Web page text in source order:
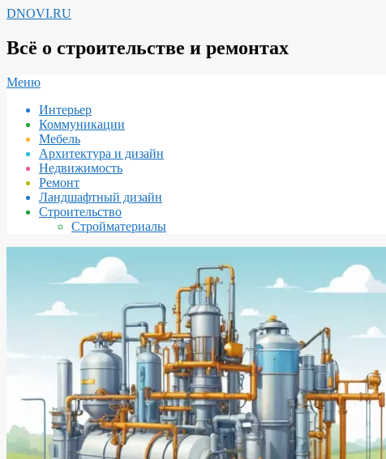
Перейти
содержимому
DNOVI.RU
Всё о строительстве и ремонтах
Вторичное
навигации
Меню
Интерьер
Коммуникации
Мебель
Архитектура и дизайн
Недвижимость
Ремонт
Ландшафтный дизайн
Строительство
Стройматериалы